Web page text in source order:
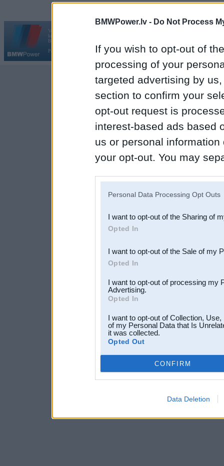
BMWPower.lv - Do Not Process
If you wish to opt-out of
processing of your
targeted advertising by
section to confirm your
opt-out request is
interest-based ads based
us or personal
your opt-out. You may
Downstream Participants
third parties.
Personal Data Processing Opt Outs
I want to opt-out of the Sharing of
Opted In
I want to opt-out of the Sale of my
Opted In
I want to opt-out of processing my
Advertising.
Opted In
I want to opt-out of Collection,
of my Personal Data that Is
it was collected.
Opted Out
CONFIRM
Data Deletion
Vortāls BMWPower.lv darbojas
kopš 2002. gada 14. maija. Tas nav auto klubs un nav saistīts ar
BMW AG.
Par BMWPower
|Reklāma